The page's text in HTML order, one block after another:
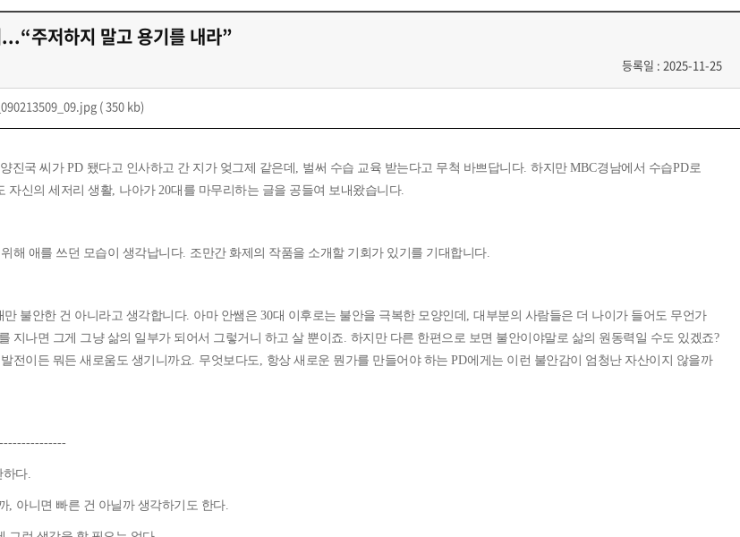
교과과정 세저리 이야기
언론사 채용공고
주저하지 말고 용기를 내라”
등록일 : 2025-11-25
( 350 kb)
진국 씨가PD 됐다고 인사하고 간 지가 엊그제 같은데 , 벌써 수습 교육 받는다고 무척 바쁘답니다. 하지만 MBC경남에서 수습PD로
자신의 세저리 생활, 나아가 20대를 마무리하는 글을 공들여 보내왔습니다.
해 애를 쓰던 모습이 생각납니다. 조만간 화제의 작품을 소개할 기회가 있기를 기대합니다.
만 불안한 건 아니라고 생각합니다. 아마 안쌤은 30대 이후로는 불안을 극복한 모양인데 , 대부분의 사람들은 더 나이가 들어도 무언가
지나면 그게 그냥 삶의 일부가 되어서 그렇거니 하고 살 뿐이죠. 하지만 다른 한편으로 보면 불안이야말로 삶의 원동력일 수도 있겠죠?
발전이든 뭐든 새로움도 생기니까요. 무엇보다도, 항상 새로운 뭔가를 만들어야 하는 PD에게는 이런 불안감이 엄청난 자산이지 않을까
하다.
, 아니면 빠른 건 아닐까 생각하기도 한다.